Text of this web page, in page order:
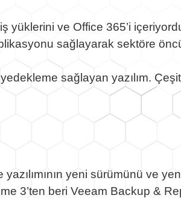
yüklerini ve Office 365’i
sağlayarak sektöre
sağlayan yazılım.
yeni sürümünü ve
3’ten beri Veeam Backup &